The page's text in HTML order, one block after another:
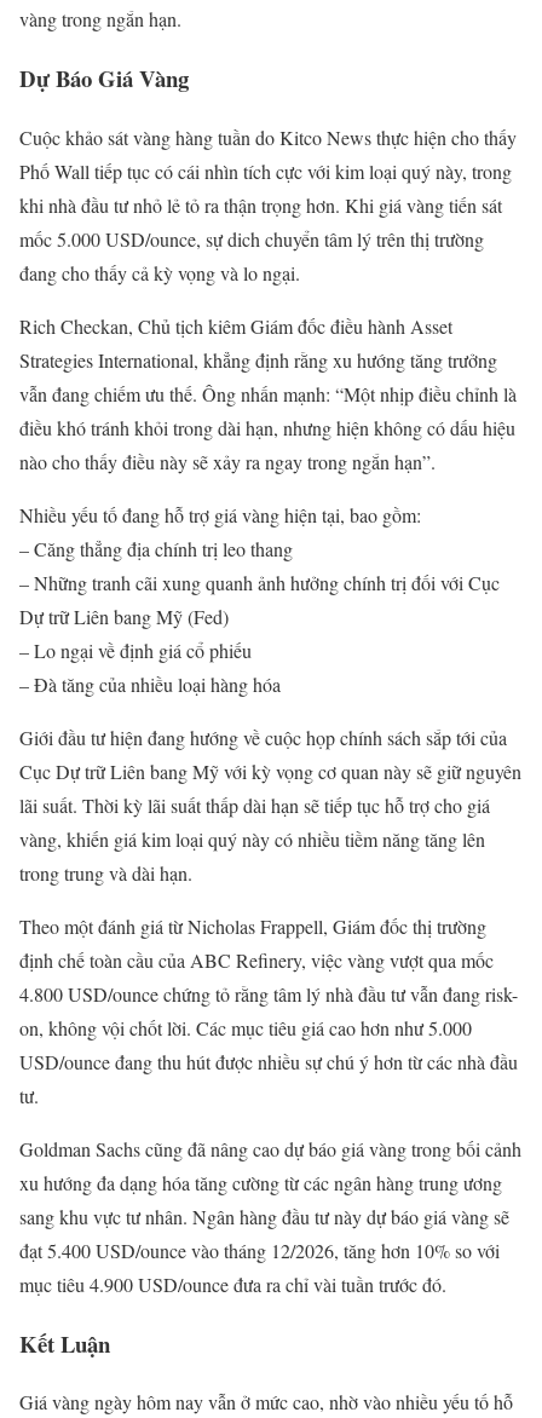
vàng trong ngắn hạn.
Dự Báo Giá Vàng
Cuộc khảo sát vàng hàng tuần do Kitco News thực hiện cho thấy
Phố Wall tiếp tục có cái nhìn tích cực với kim loại quý này, trong
khi nhà đầu tư nhỏ lẻ tỏ ra thận trọng hơn. Khi giá vàng tiến sát
mốc 5.000 USD/ounce, sự dich chuyển tâm lý trên thị trường
đang cho thấy cả kỳ vọng và lo ngại.
Rich Checkan, Chủ tịch kiêm Giám đốc điều hành Asset
Strategies International, khẳng định rằng xu hướng tăng trưởng
vẫn đang chiếm ưu thế. Ông nhấn mạnh: “Một nhịp điều chỉnh là
điều khó tránh khỏi trong dài hạn, nhưng hiện không có dấu hiệu
nào cho thấy điều này sẽ xảy ra ngay trong ngắn hạn”.
Nhiều yếu tố đang hỗ trợ giá vàng hiện tại, bao gồm:
– Căng thẳng địa chính trị leo thang
– Những tranh cãi xung quanh ảnh hưởng chính trị đối với Cục
Dự trữ Liên bang Mỹ (Fed)
– Lo ngại về định giá cổ phiếu
– Đà tăng của nhiều loại hàng hóa
Giới đầu tư hiện đang hướng về cuộc họp chính sách sắp tới của
Cục Dự trữ Liên bang Mỹ với kỳ vọng cơ quan này sẽ giữ nguyên
lãi suất. Thời kỳ lãi suất thấp dài hạn sẽ tiếp tục hỗ trợ cho giá
vàng, khiến giá kim loại quý này có nhiều tiềm năng tăng lên
trong trung và dài hạn.
Theo một đánh giá từ Nicholas Frappell, Giám đốc thị trường
định chế toàn cầu của ABC Refinery, việc vàng vượt qua mốc
4.800 USD/ounce chứng tỏ rằng tâm lý nhà đầu tư vẫn đang risk-
on, không vội chốt lời. Các mục tiêu giá cao hơn như 5.000
USD/ounce đang thu hút được nhiều sự chú ý hơn từ các nhà đầu
tư.
Goldman Sachs cũng đã nâng cao dự báo giá vàng trong bối cảnh
xu hướng đa dạng hóa tăng cường từ các ngân hàng trung ương
sang khu vực tư nhân. Ngân hàng đầu tư này dự báo giá vàng sẽ
đạt 5.400 USD/ounce vào tháng 12/2026, tăng hơn 10% so với
mục tiêu 4.900 USD/ounce đưa ra chỉ vài tuần trước đó.
Kết Luận
Giá vàng ngày hôm nay vẫn ở mức cao, nhờ vào nhiều yếu tố hỗ